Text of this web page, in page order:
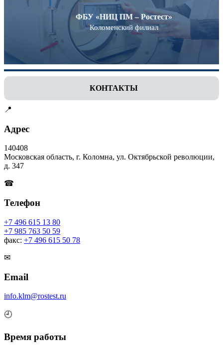
ФБУ «НИЦ ПМ – Ростест»
Коломенский филиал
КОНТАКТЫ
📍
Адрес
140408
Московская область, г. Коломна, ул. Октябрьской революции,
д. 347
☎
Телефон
+7 496 615 13 80
+7 985 763 50 59
факс: +7 496 615 50 78
✉
Email
info.klm@rostest.ru
🕘
Время работы